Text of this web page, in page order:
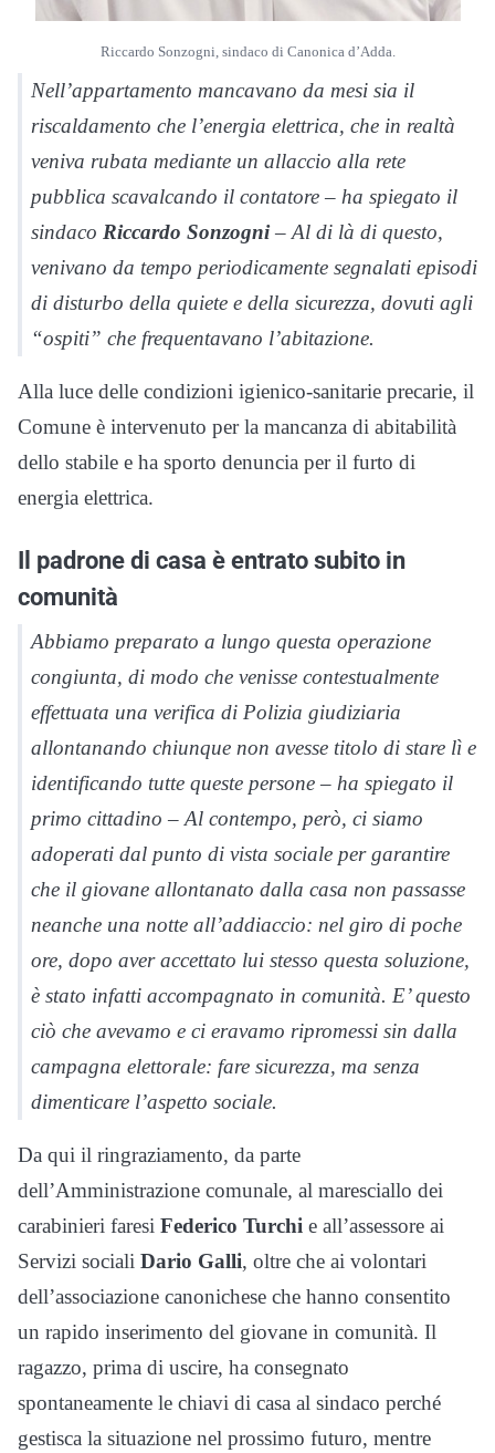
Riccardo Sonzogni, sindaco di Canonica d’Adda.
Nell’appartamento mancavano da mesi sia il
riscaldamento che l’energia elettrica, che in realtà
veniva rubata mediante un allaccio alla rete
pubblica scavalcando il contatore – ha spiegato il
sindaco Riccardo Sonzogni– Al di là di questo,
venivano da tempo periodicamente segnalati episodi
di disturbo della quiete e della sicurezza, dovuti agli
“ospiti” che frequentavano l’abitazione.
Alla luce delle condizioni igienico-sanitarie precarie, il
Comune è intervenuto per la mancanza di abitabilità
dello stabile e ha sporto denuncia per il furto di
energia elettrica.
Il padrone di casa è entrato subito in
comunità
Abbiamo preparato a lungo questa operazione
congiunta, di modo che venisse contestualmente
effettuata una verifica di Polizia giudiziaria
allontanando chiunque non avesse titolo di stare lì e
identificando tutte queste persone – ha spiegato il
primo cittadino – Al contempo, però, ci siamo
adoperati dal punto di vista sociale per garantire
che il giovane allontanato dalla casa non passasse
neanche una notte all’addiaccio: nel giro di poche
ore, dopo aver accettato lui stesso questa soluzione,
è stato infatti accompagnato in comunità. E’ questo
ciò che avevamo e ci eravamo ripromessi sin dalla
campagna elettorale: fare sicurezza, ma senza
dimenticare l’aspetto sociale.
Da qui il ringraziamento, da parte
dell’Amministrazione comunale, al maresciallo dei
carabinieri faresi Federico Turchi e all’assessore ai
Servizi sociali Dario Galli, oltre che ai volontari
dell’associazione canonichese che hanno consentito
un rapido inserimento del giovane in comunità. Il
ragazzo, prima di uscire, ha consegnato
spontaneamente le chiavi di casa al sindaco perché
gestisca la situazione nel prossimo futuro, mentre